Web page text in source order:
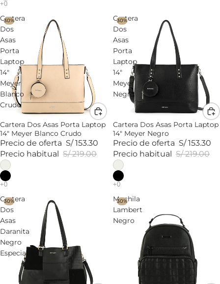
Cartera
Dos
Asas
Porta
Laptop
14"
Meyer
Blanco
Crudo
30%
Cartera Dos Asas Porta Laptop
14" Meyer Blanco Crudo
Precio de oferta S/ 153.30
Precio habitual S/ 219.00
Cartera
Dos
Asas
Porta
Laptop
14"
Meyer
Negro
30%
Cartera Dos Asas Porta Laptop
14" Meyer Negro
Precio de oferta S/ 153.30
Precio habitual S/ 219.00
Cartera
Dos
Asas
Daranita
Negro
Especial
30%
Mochila
Lambert
Negro
30%